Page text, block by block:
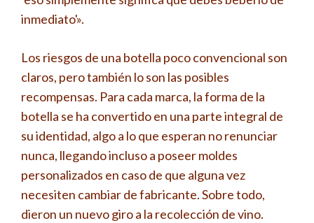
inmediato'».
Los riesgos de una botella poco convencional son
claros, pero también lo son las posibles
recompensas. Para cada marca, la forma de la
botella se ha convertido en una parte integral de
su identidad, algo a lo que esperan no renunciar
nunca, llegando incluso a poseer moldes
personalizados en caso de que alguna vez
necesiten cambiar de fabricante. Sobre todo,
dieron un nuevo giro a la recolección de vino.